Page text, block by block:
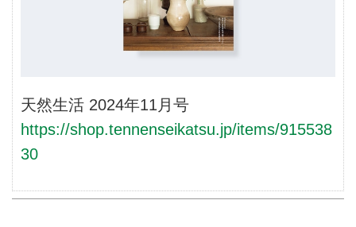
天然生活 2024年11月号
https://shop.tennenseikatsu.jp/items/915538
30